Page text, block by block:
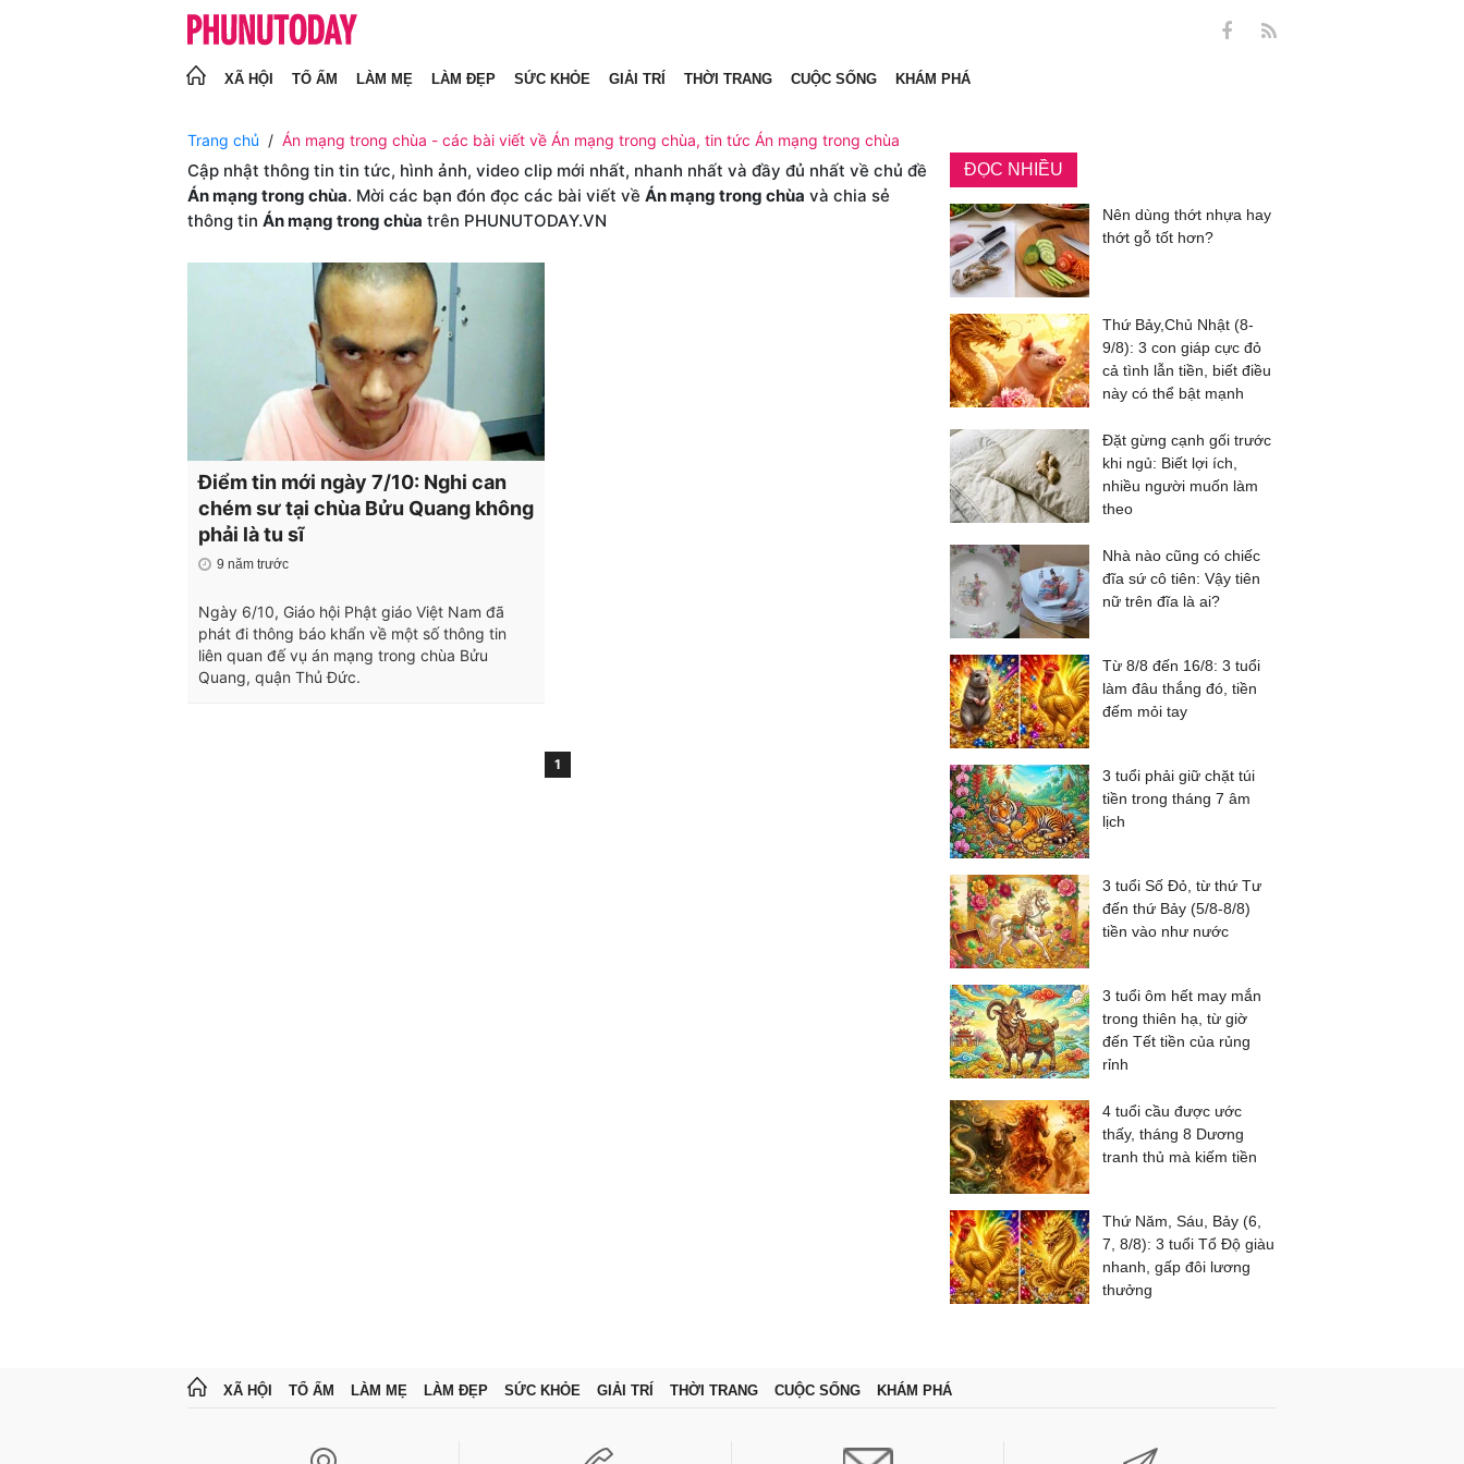
XÃ HỘI TỔ ẤM LÀM MẸ LÀM ĐẸP SỨC KHỎE GIẢI TRÍ THỜI TRANG CUỘC SỐNG KHÁM PHÁ
Trang chủ Án mạng trong chùa - các bài viết về Án mạng trong chùa, tin tức Án mạng trong chùa
Cập nhật thông tin tin tức, hình ảnh, video clip mới nhất, nhanh nhất và đầy đủ nhất về chủ đề
Án mạng trong chùa. Mời các bạn đón đọc các bài viết về Án mạng trong chùa và chia sẻ
thông tin Án mạng trong chùa trên PHUNUTODAY.VN
Điểm tin mới ngày 7/10: Nghi can
chém sư tại chùa Bửu Quang không
phải là tu sĩ
9 năm trước
Ngày 6/10, Giáo hội Phật giáo Việt Nam đã
phát đi thông báo khẩn về một số thông tin
liên quan đế vụ án mạng trong chùa Bửu
Quang, quận Thủ Đức.
1
ĐỌC NHIỀU
Nên dùng thớt nhựa hay
thớt gỗ tốt hơn?
Thứ Bảy,Chủ Nhật (8-
9/8): 3 con giáp cực đỏ
cả tình lẫn tiền, biết điều
này có thể bật mạnh
Đặt gừng cạnh gối trước
khi ngủ: Biết lợi ích,
nhiều người muốn làm
theo
Nhà nào cũng có chiếc
đĩa sứ cô tiên: Vậy tiên
nữ trên đĩa là ai?
Từ 8/8 đến 16/8: 3 tuổi
làm đâu thắng đó, tiền
đếm mỏi tay
3 tuổi phải giữ chặt túi
tiền trong tháng 7 âm
lịch
3 tuổi Số Đỏ, từ thứ Tư
đến thứ Bảy (5/8-8/8)
tiền vào như nước
3 tuổi ôm hết may mắn
trong thiên hạ, từ giờ
đến Tết tiền của rủng
rỉnh
4 tuổi cầu được ước
thấy, tháng 8 Dương
tranh thủ mà kiếm tiền
Thứ Năm, Sáu, Bảy (6,
7, 8/8): 3 tuổi Tổ Độ giàu
nhanh, gấp đôi lương
thưởng
XÃ HỘI TỔ ẤM LÀM MẸ LÀM ĐẸP SỨC KHỎE GIẢI TRÍ THỜI TRANG CUỘC SỐNG KHÁM PHÁ